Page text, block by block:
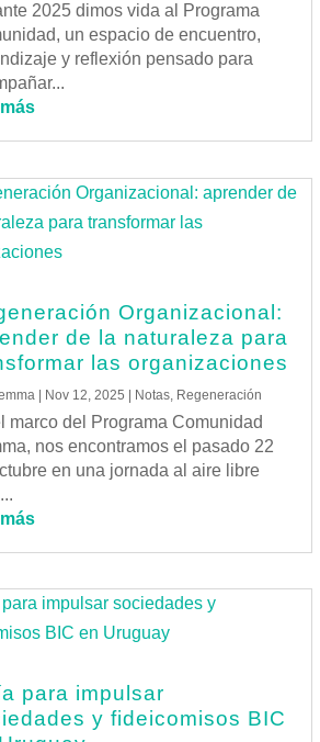
2025 dimos vida al Programa
un espacio de encuentro,
y reflexión pensado para
Organizacional:
de la naturaleza para
las organizaciones
| Nov 12, 2025 | Notas, Regeneración
marco del Programa Comunidad
nos encontramos el pasado 22
en una jornada al aire libre
para impulsar
y fideicomisos BIC